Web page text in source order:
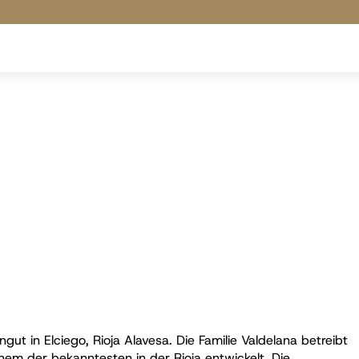
in Elciego, Rioja Alavesa. Die Familie Valdelana betreibt